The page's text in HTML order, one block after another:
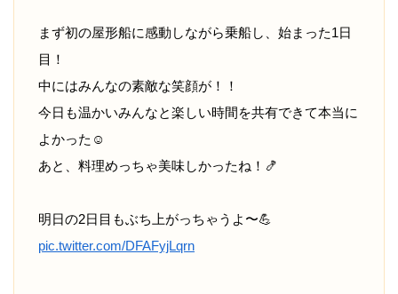
まず初の屋形船に感動しながら乗船し、始まった1日
目！
中にはみんなの素敵な笑顔が！！
今日も温かいみんなと楽しい時間を共有できて本当に
よかった☺️
あと、料理めっちゃ美味しかったね！🍤
明日の2日目もぶち上がっちゃうよ〜💪
pic.twitter.com/DFAFyjLqrn